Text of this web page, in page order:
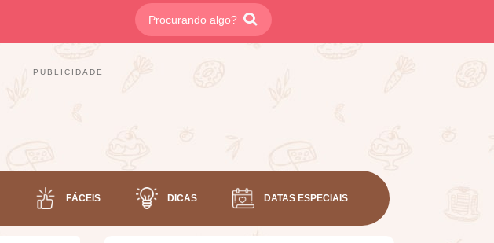
PUBLICIDADE
FÁCEIS DICAS DATAS ESPECIAIS